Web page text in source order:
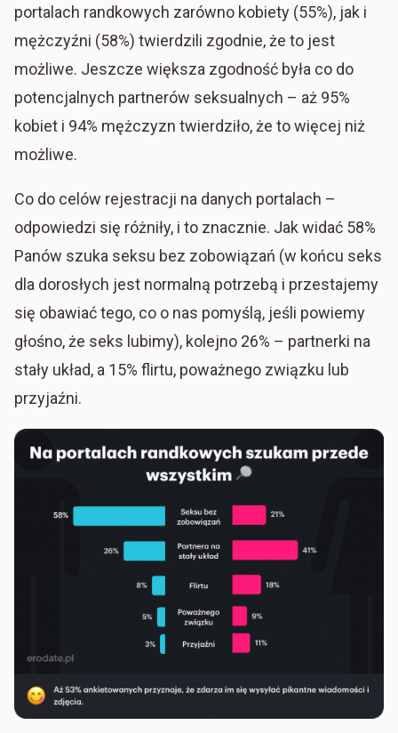
portalach randkowych zarówno kobiety (55%), jak i
mężczyźni (58%) twierdzili zgodnie, że to jest
możliwe. Jeszcze większa zgodność była co do
potencjalnych partnerów seksualnych – aż 95%
kobiet i 94% mężczyzn twierdziło, że to więcej niż
możliwe.
Co do celów rejestracji na danych portalach –
odpowiedzi się różniły, i to znacznie. Jak widać 58%
Panów szuka seksu bez zobowiązań (w końcu seks
dla dorosłych jest normalną potrzebą i przestajemy
się obawiać tego, co o nas pomyślą, jeśli powiemy
głośno, że seks lubimy), kolejno 26% – partnerki na
stały układ, a 15% flirtu, poważnego związku lub
przyjaźni.